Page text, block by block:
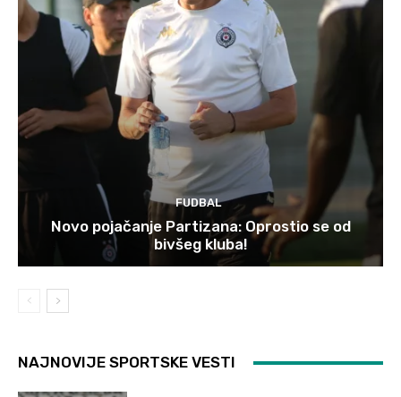
FUDBAL
Novo pojačanje Partizana: Oprostio se od
bivšeg kluba!
NAJNOVIJE SPORTSKE VESTI